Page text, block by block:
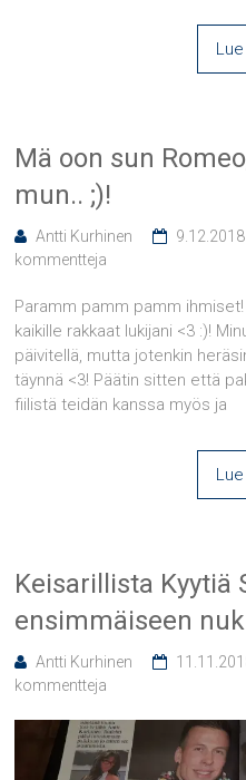
Mä oon sun
mun.. ;)!
Antti Kurhinen 9.12.2018
kommentteja
Paramm pamm pamm
kaikille rakkaat lukijani <3 :)!
päivitellä, mutta jotenkin
täynnä <3! Päätin sitten että
fiilistä teidän kanssa myös ja
Keisarillista Kyytiä
ensimmäiseen
Antti Kurhinen
kommentteja